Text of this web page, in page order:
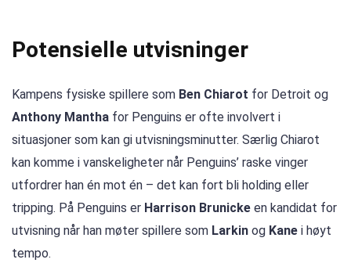
Potensielle utvisninger
Kampens fysiske spillere som Ben Chiarot for Detroit og
Anthony Mantha for Penguins er ofte involvert i
situasjoner som kan gi utvisningsminutter. Særlig Chiarot
kan komme i vanskeligheter når Penguins’ raske vinger
utfordrer han én mot én – det kan fort bli holding eller
tripping. På Penguins er Harrison Brunicke en kandidat for
utvisning når han møter spillere som Larkin og Kane i høyt
tempo.